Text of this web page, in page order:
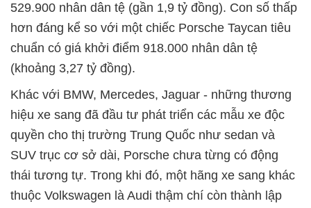
529.900 nhân dân tệ (gần 1,9 tỷ đồng). Con số thấp
hơn đáng kể so với một chiếc Porsche Taycan tiêu
chuẩn có giá khởi điểm 918.000 nhân dân tệ
(khoảng 3,27 tỷ đồng).
Khác với BMW, Mercedes, Jaguar - những thương
hiệu xe sang đã đầu tư phát triển các mẫu xe độc
quyền cho thị trường Trung Quốc như sedan và
SUV trục cơ sở dài, Porsche chưa từng có động
thái tương tự. Trong khi đó, một hãng xe sang khác
thuộc Volkswagen là Audi thậm chí còn thành lập